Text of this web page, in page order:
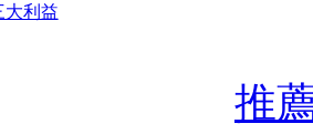
大利益
推